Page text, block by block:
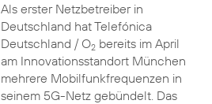
Als erster Netzbetreiber in
Deutschland hat Telefónica
Deutschland / O2bereits im April
am Innovationsstandort München
mehrere Mobilfunkfrequenzen in
seinem 5G-Netz gebündelt. Das